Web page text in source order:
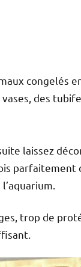
congelés
des
laissez
parfaitement
trop de